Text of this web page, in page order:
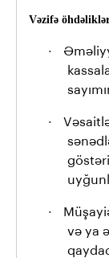
Vəzifə
·
·
·
və ya